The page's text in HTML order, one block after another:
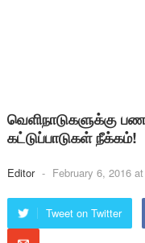
வெளிநாடுகளுக்கு
கட்டுப்பாடுகள் நீக்கம்!
Editor - February 6, 2016
Tweet on Twitter